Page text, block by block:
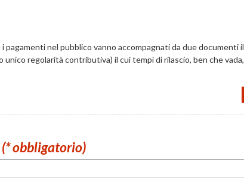
nel pubblico vanno accompagnati da due documenti il
regolarità contributiva) il cui tempi di rilascio, ben che vada,
(* obbligatorio)